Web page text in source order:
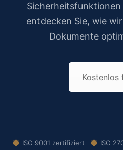
entdecken Sie, wie
Dokumente
Kostenlos
ISO 9001 zertifiziert ISO